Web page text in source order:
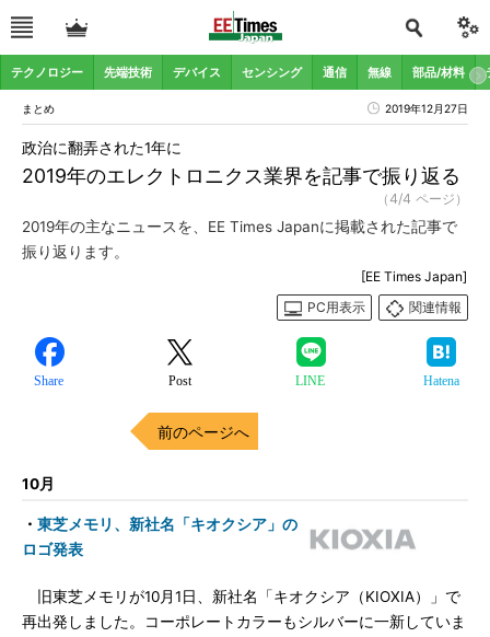
テクノロジー 先端技術 デバイス センシング 通信 無線 部品/材料
まとめ 2019年12月27日
2019年のエレクトロニクス業界を記事で振り返る
政治に翻弄された1年に
（4/4 ページ）
2019年の主なニュースを、EE Times Japanに掲載された記事で
振り返ります。
[EE Times Japan]
PC用表示
関連情報
Share Post LINE Hatena
前のページへ
10月
・ 東芝メモリ、新社名「キオクシア」の
ロゴ発表
旧東芝メモリが10月1日、新社名「キオクシア（KIOXIA）」で
再出発しました。コーポレートカラーもシルバーに一新していま